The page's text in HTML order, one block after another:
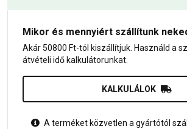
Mikor és mennyiért szállítunk
Akár 50800 Ft-tól kiszállítjuk. Használd a
átvételi idő kalkulátorunkat.
KALKULÁLOK
A terméket közvetlen a gyártótól